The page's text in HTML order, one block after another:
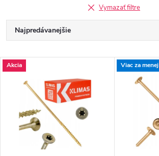
Vymazať filtre
R
a
Najpredávanejšie
Najlacnejšie
Najdrahšie
Abecedne
V
Akcia Viac za menej